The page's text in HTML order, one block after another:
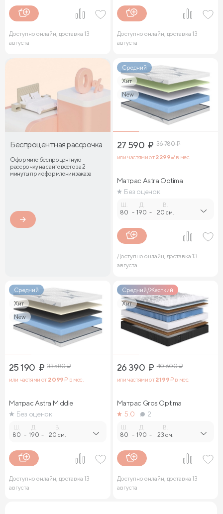
Доступно онлайн, доставка 13
августа
Доступно онлайн, доставка 13
августа
Беспроцентная рассрочка
Оформите беспроцентную
рассрочку на сайте всего за 2
минуты при оформлении заказа
Средний
Хит
New
27 590 ₽ 36 780₽
или частями от2 299₽ в мес.
Матрас Astra Optima
Без оценок
80 -
Д.
190 -
В.
20 см.
Доступно онлайн, доставка 13
августа
Средний
Хит
New
25 190 ₽ 33 580₽
или частями от 2 099₽ в мес.
Матрас Astra Middle
Без оценок
80 -
Д.
190 -
В.
20 см.
Доступно онлайн, доставка 13
августа
Средний/Жесткий
Хит
26 390 ₽ 40 600₽
или частями от2 199₽ в мес.
Матрас Gros Optima
5.0
2
80 -
Д.
190 -
В.
23 см.
Доступно онлайн, доставка 13
августа